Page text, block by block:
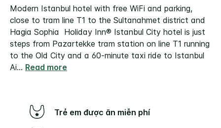
Modern Istanbul hotel with free WiFi and parking,
close to tram line T1 to the Sultanahmet district and
Hagia Sophia Holiday Inn® Istanbul City hotel is just
steps from Pazartekke tram station on line T1 running
to the Old City and a 60-minute taxi ride to Istanbul
Ai... Read more
Trẻ em được ăn miễn phí